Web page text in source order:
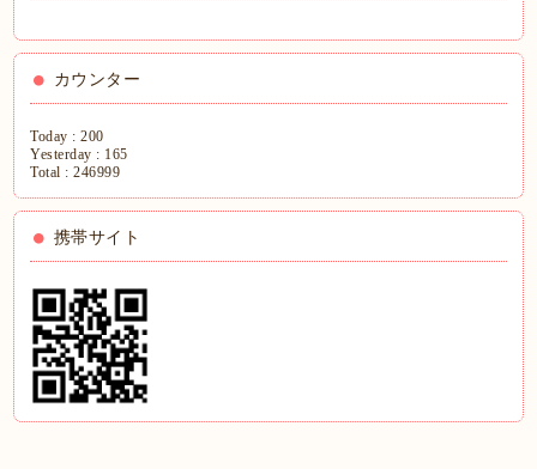
カウンター
Today :200
Yesterday : 165
Total :246999
携帯サイト